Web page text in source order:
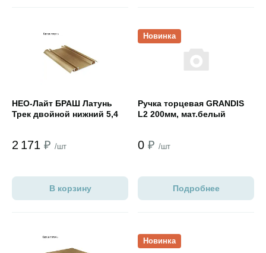
НЕО-Лайт БРАШ Латунь
Трек двойной нижний 5,4
2 171 ₽ /шт
Открыть товар
В корзину
Новинка
Ручка торцевая GRANDIS
L2 200мм, мат.белый
0 ₽ /шт
Открыть товар
Подробнее
Открыть товар Новинка
Открыть товар